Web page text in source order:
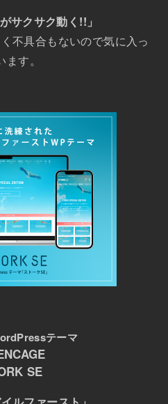
サクサク動く!!」
不具合もないので気に入っ
ます。
テーマ
SE